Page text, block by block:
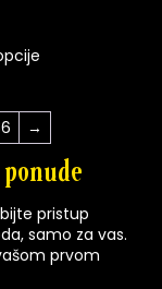
→
pristup
samo za vas.
prvom